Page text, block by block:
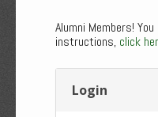
Alumni Members!
instructions, click
Login